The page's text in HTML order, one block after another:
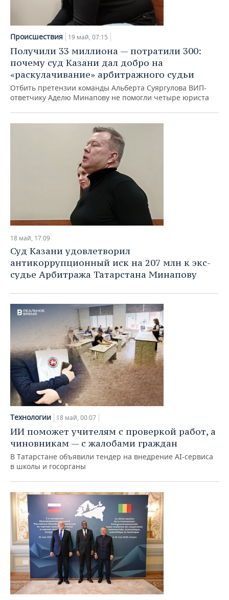
Происшествия 19 май, 07:15
Получили 33 миллиона — потратили 300:
почему суд Казани дал добро на
«раскулачивание» арбитражного судьи
Отбить претензии команды Альберта Суяргулова ВИП-
ответчику Аделю Минапову не помогли четыре юриста
18 май, 17:09
Суд Казани удовлетворил
антикоррупционный иск на 207 млн к экс-
судье Арбитража Татарстана Минапову
Технологии 18 май, 00:07
ИИ поможет учителям с проверкой работ, а
чиновникам — с жалобами граждан
В Татарстане объявили тендер на внедрение AI-сервиса
в школы и госорганы